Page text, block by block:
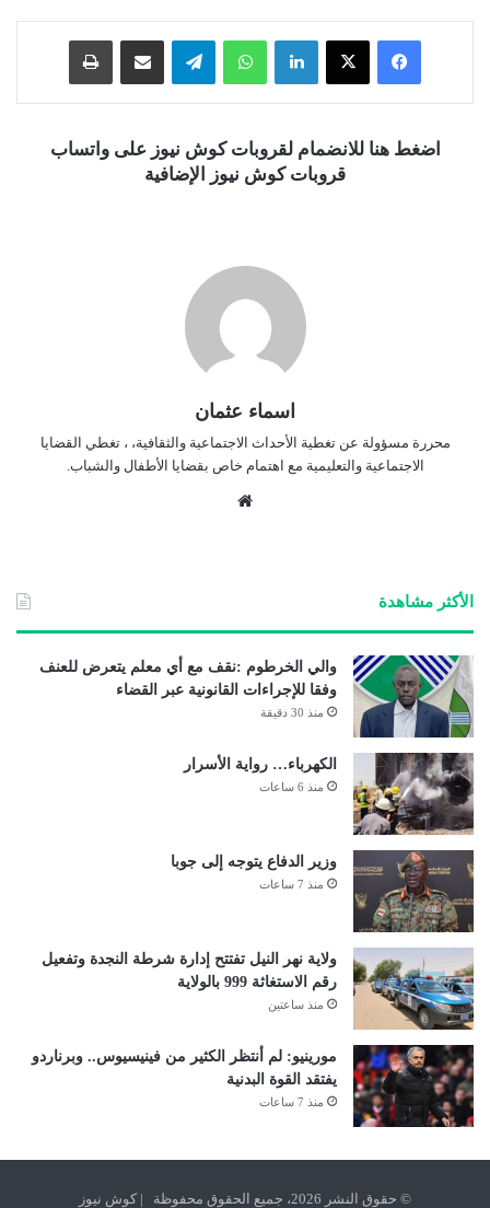
فيسبوك ‫X لينكدإن واتساب تيلقرام
اضغط هنا للانضمام لقروبات كوش نيوز على واتساب
قروبات كوش نيوز الإضافية
اسماء عثمان
محررة مسؤولة عن تغطية الأحداث الاجتماعية والثقافية، ، تغطي القضايا
الاجتماعية والتعليمية مع اهتمام خاص بقضايا الأطفال والشباب.
الأكثر مشاهدة
والي الخرطوم :نقف مع أي معلم يتعرض للعنف
وفقا للإجراءات القانونية عبر القضاء
منذ 30 دقيقة
الكهرباء… رواية الأسرار
منذ 6 ساعات
وزير الدفاع يتوجه إلى جوبا
منذ 7 ساعات
ولاية نهر النيل تفتتح إدارة شرطة النجدة وتفعيل
رقم الاستغاثة 999 بالولاية
منذ ساعتين
مورينيو: لم أنتظر الكثير من فينيسيوس.. وبرناردو
يفتقد القوة البدنية
منذ 7 ساعات
© حقوق النشر 2026، جميع الحقوق محفوظة | كوش نيوز